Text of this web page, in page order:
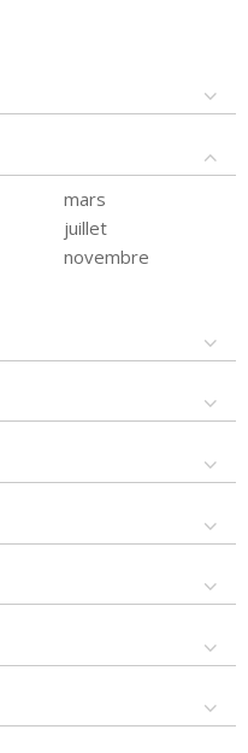
mars
juillet
novembre